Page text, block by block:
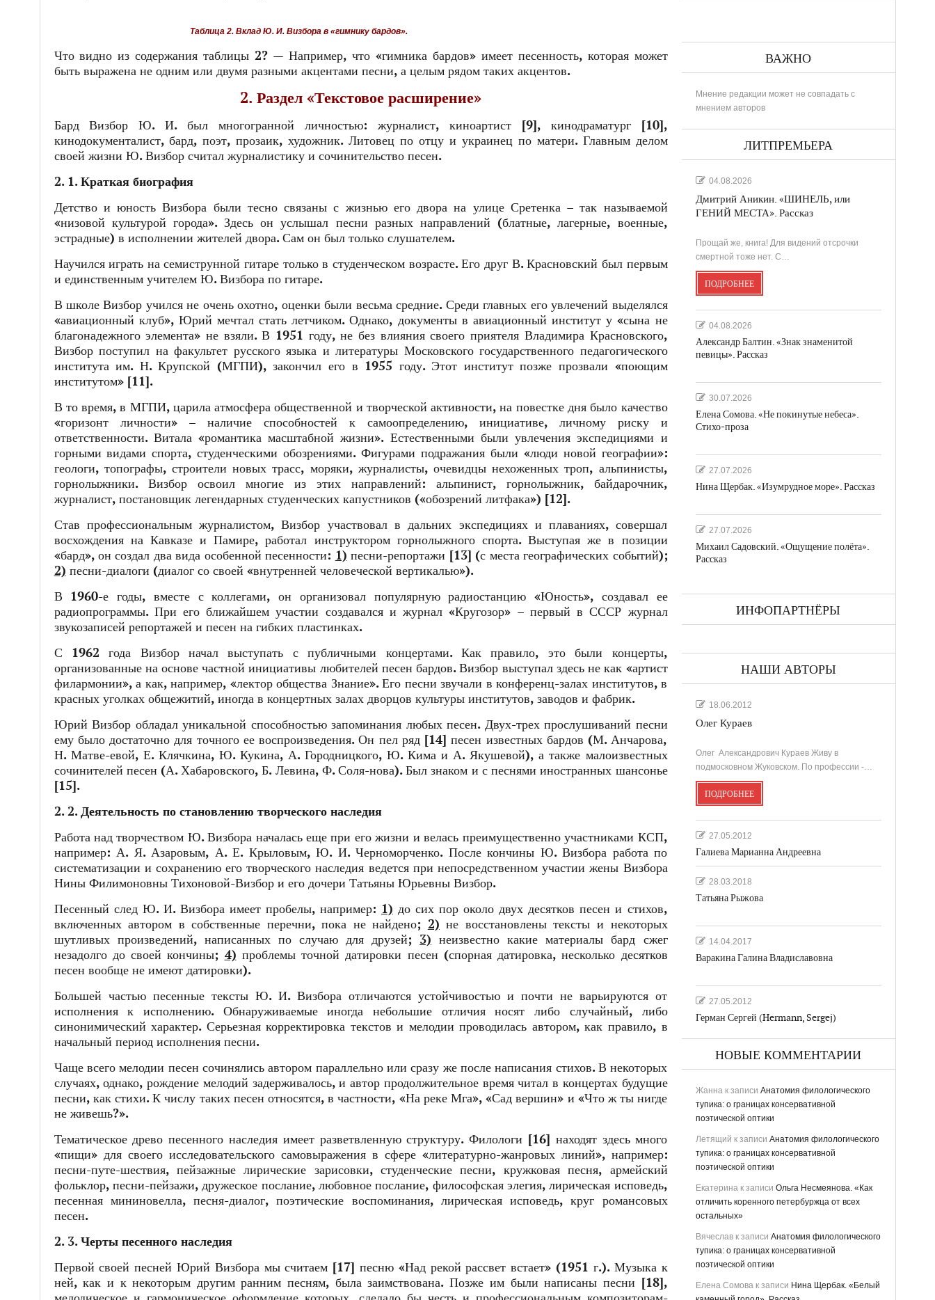
Таблица 2. Вклад Ю. И. Визбора в «гимнику бардов».
Что видно из содержания таблицы 2? — Например, что «гимника бардов» имеет песенность, которая может
быть выражена не одним или двумя разными акцентами песни, а целым рядом таких акцентов.
2. Раздел «Текстовое расширение»
Бард Визбор Ю. И. был многогранной личностью: журналист, киноартист [9], кинодраматург [10],
кинодокументалист, бард, поэт, прозаик, художник. Литовец по отцу и украинец по матери. Главным делом
своей жизни Ю. Визбор считал журналистику и сочинительство песен.
2. 1. Краткая биография
Детство и юность Визбора были тесно связаны с жизнью его двора на улице Сретенка – так называемой
«низовой культурой города». Здесь он услышал песни разных направлений (блатные, лагерные, военные,
эстрадные) в исполнении жителей двора. Сам он был только слушателем.
Научился играть на семиструнной гитаре только в студенческом возрасте. Его друг В. Красновский был первым
и единственным учителем Ю. Визбора по гитаре.
В школе Визбор учился не очень охотно, оценки были весьма средние. Среди главных его увлечений выделялся
«авиационный клуб», Юрий мечтал стать летчиком. Однако, документы в авиационный институт у «сына не
благонадежного элемента» не взяли. В 1951 году, не без влияния своего приятеля Владимира Красновского,
Визбор поступил на факультет русского языка и литературы Московского государственного педагогического
института им. Н. Крупской (МГПИ), закончил его в 1955 году. Этот институт позже прозвали «поющим
институтом» [11].
В то время, в МГПИ, царила атмосфера общественной и творческой активности, на повестке дня было качество
«горизонт личности» – наличие способностей к самоопределению, инициативе, личному риску и
ответственности. Витала «романтика масштабной жизни». Естественными были увлечения экспедициями и
горными видами спорта, студенческими обозрениями. Фигурами подражания были «люди новой географии»:
геологи, топографы, строители новых трасс, моряки, журналисты, очевидцы нехоженных троп, альпинисты,
горнолыжники. Визбор освоил многие из этих направлений: альпинист, горнолыжник, байдарочник,
журналист, постановщик легендарных студенческих капустников («обозрений литфака») [12].
Став профессиональным журналистом, Визбор участвовал в дальних экспедициях и плаваниях, совершал
восхождения на Кавказе и Памире, работал инструктором горнолыжного спорта. Выступая же в позиции
«бард», он создал два вида особенной песенности: 1) песни-репортажи [13] (с места географических событий);
2) песни-диалоги (диалог со своей «внутренней человеческой вертикалью»).
В 1960-е годы, вместе с коллегами, он организовал популярную радиостанцию «Юность», создавал ее
радиопрограммы. При его ближайшем участии создавался и журнал «Кругозор» – первый в СССР журнал
звукозаписей репортажей и песен на гибких пластинках.
С 1962 года Визбор начал выступать с публичными концертами. Как правило, это были концерты,
организованные на основе частной инициативы любителей песен бардов. Визбор выступал здесь не как «артист
филармонии», а как, например, «лектор общества Знание». Его песни звучали в конференц-залах институтов, в
красных уголках общежитий, иногда в концертных залах дворцов культуры институтов, заводов и фабрик.
Юрий Визбор обладал уникальной способностью запоминания любых песен. Двух-трех прослушиваний песни
ему было достаточно для точного ее воспроизведения. Он пел ряд [14] песен известных бардов (М. Анчарова,
Н. Матве-евой, Е. Клячкина, Ю. Кукина, А. Городницкого, Ю. Кима и А. Якушевой), а также малоизвестных
сочинителей песен (А. Хабаровского, Б. Левина, Ф. Соля-нова). Был знаком и с песнями иностранных шансонье
[15].
2. 2. Деятельность по становлению творческого наследия
Работа над творчеством Ю. Визбора началась еще при его жизни и велась преимущественно участниками КСП,
например: А. Я. Азаровым, А. Е. Крыловым, Ю. И. Черноморченко. После кончины Ю. Визбора работа по
систематизации и сохранению его творческого наследия ведется при непосредственном участии жены Визбора
Нины Филимоновны Тихоновой-Визбор и его дочери Татьяны Юрьевны Визбор.
Песенный след Ю. И. Визбора имеет пробелы, например: 1) до сих пор около двух десятков песен и стихов,
включенных автором в собственные перечни, пока не найдено; 2) не восстановлены тексты и некоторых
шутливых произведений, написанных по случаю для друзей; 3) неизвестно какие материалы бард сжег
незадолго до своей кончины; 4) проблемы точной датировки песен (спорная датировка, несколько десятков
песен вообще не имеют датировки).
Большей частью песенные тексты Ю. И. Визбора отличаются устойчивостью и почти не варьируются от
исполнения к исполнению. Обнаруживаемые иногда небольшие отличия носят либо случайный, либо
синонимический характер. Серьезная корректировка текстов и мелодии проводилась автором, как правило, в
начальный период исполнения песни.
Чаще всего мелодии песен сочинялись автором параллельно или сразу же после написания стихов. В некоторых
случаях, однако, рождение мелодий задерживалось, и автор продолжительное время читал в концертах будущие
песни, как стихи. К числу таких песен относятся, в частности, «На реке Мга», «Сад вершин» и «Что ж ты нигде
не живешь?».
Тематическое древо песенного наследия имеет разветвленную структуру. Филологи [16] находят здесь много
«пищи» для своего исследовательского самовыражения в сфере «литературно-жанровых линий», например:
песни-путе-шествия, пейзажные лирические зарисовки, студенческие песни, кружковая песня, армейский
фольклор, песни-пейзажи, дружеское послание, любовное послание, философская элегия, лирическая исповедь,
песенная мининовелла, песня-диалог, поэтические воспоминания, лирическая исповедь, круг романсовых
песен.
2. 3. Черты песенного наследия
Первой своей песней Юрий Визбора мы считаем [17] песню «Над рекой рассвет встает» (1951 г.). Музыка к
ней, как и к некоторым другим ранним песням, была заимствована. Позже им были написаны песни [18],
ВАЖНО
Мнение редакции может не совпадать с
мнением авторов
ЛИТПРЕМЬЕРА
04.08.2026
Дмитрий Аникин. «ШИНЕЛЬ, или
ГЕНИЙ МЕСТА». Рассказ
Прощай же, книга! Для видений отсрочки
смертной тоже нет. С…
ПОДРОБНЕЕ
04.08.2026
Александр Балтин. «Знак знаменитой
певицы». Рассказ
30.07.2026
Елена Сомова. «Не покинутые небеса».
Стихо-проза
27.07.2026
Нина Щербак. «Изумрудное море». Рассказ
27.07.2026
Михаил Садовский. «Ощущение полёта».
Рассказ
ИНФОПАРТНЁРЫ
НАШИ АВТОРЫ
18.06.2012
Олег Кураев
Олег Александрович Кураев Живу в
подмосковном Жуковском. По профессии -…
ПОДРОБНЕЕ
27.05.2012
Галиева Марианна Андреевна
28.03.2018
Татьяна Рыжова
14.04.2017
Варакина Галина Владиславовна
27.05.2012
Герман Сергей (Hermann, Sergej)
НОВЫЕ КОММЕНТАРИИ
Жаннак записи Анатомия филологического
тупика: о границах консервативной
поэтической оптики
Летящий к записи Анатомия филологического
тупика: о границах консервативной
поэтической оптики
Екатеринак записи Ольга Несмеянова. «Как
отличить коренного петербуржца от всех
остальных»
Вячеславк записи Анатомия филологического
тупика: о границах консервативной
поэтической оптики
Елена Сомовак записи Нина Щербак. «Белый